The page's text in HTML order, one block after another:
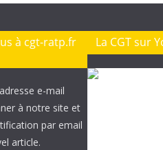
à cgt-ratp.fr
e-mail
à notre site et
par email
article.
La CGT sur